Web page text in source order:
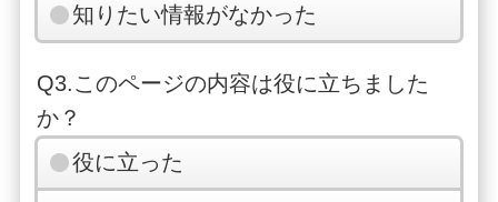
知りたい情報がなかった
Q3.このページの内容は役に立ちました
か？
役に立った